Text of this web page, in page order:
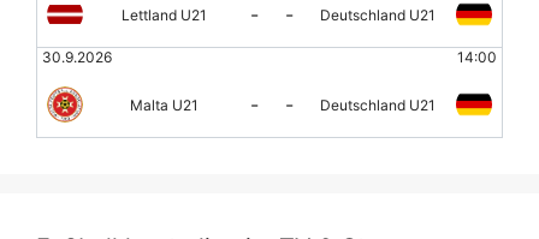
Lettland U21 - - Deutschland U21
30.9.2026 14:00
Malta U21 - - Deutschland U21